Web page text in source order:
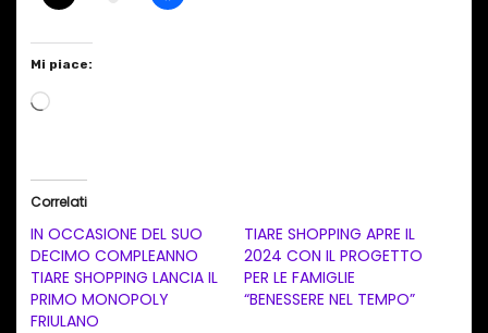
Mi piace:
C
a
m
e
Correlati
IN OCCASIONE DEL SUO
DECIMO COMPLEANNO
TIARE SHOPPING LANCIA IL
PRIMO MONOPOLY
FRIULANO
TIARE SHOPPING APRE IL
2024 CON IL PROGETTO
PER LE FAMIGLIE
“BENESSERE NEL TEMPO”